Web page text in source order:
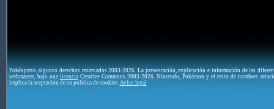
Pokéxperto, algunos derechos reservados 2003-2026. La presentación, explicación e información de las
webmaster, bajo una licenciaCreative Commons 2003-2026. Nintendo, Pokémon y el resto de nombres
implica la aceptación de su política de cookies. Aviso legal